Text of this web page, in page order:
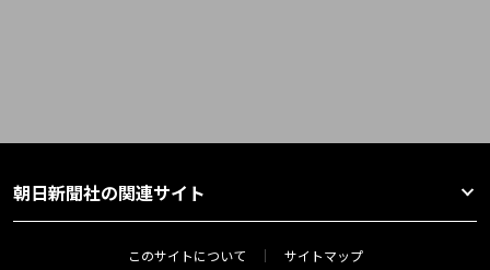
朝日新聞社の関連サイト
このサイトについて サイトマップ